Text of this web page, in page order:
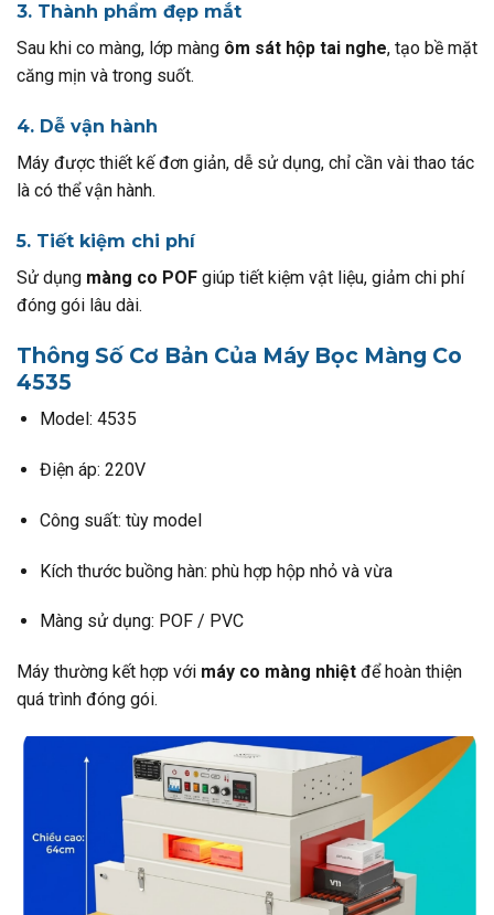
3. Thành phẩm đẹp mắt
Sau khi co màng, lớp màng ôm sát hộp tai nghe, tạo bề mặt
căng mịn và trong suốt.
4. Dễ vận hành
Máy được thiết kế đơn giản, dễ sử dụng, chỉ cần vài thao tác
là có thể vận hành.
5. Tiết kiệm chi phí
Sử dụng màng co POF giúp tiết kiệm vật liệu, giảm chi phí
đóng gói lâu dài.
Thông Số Cơ Bản Của Máy Bọc Màng Co
4535
Model: 4535
Điện áp: 220V
Công suất: tùy model
Kích thước buồng hàn: phù hợp hộp nhỏ và vừa
Màng sử dụng: POF / PVC
Máy thường kết hợp với máy co màng nhiệt để hoàn thiện
quá trình đóng gói.